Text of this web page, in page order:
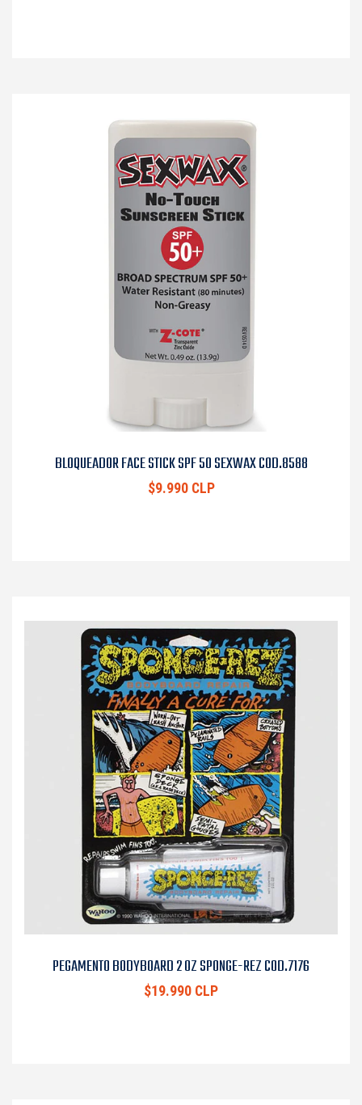
BLOQUEADOR FACE STICK SPF 50 SEXWAX COD.8588
$9.990 CLP
PEGAMENTO BODYBOARD 2 OZ SPONGE-REZ COD.7176
$19.990 CLP